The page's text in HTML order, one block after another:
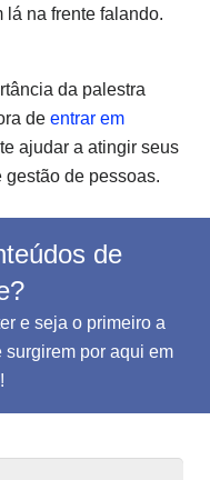
na frente falando.
da palestra
de entrar em
ajudar a atingir seus
de pessoas.
de
e seja o primeiro a
por aqui em